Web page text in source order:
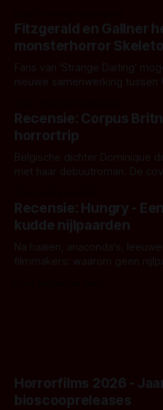
kille stijl vol folklore en mythe.
het het al raden?)... de
Fitzgerald en Gallner
monsterhorror
Fans van 'Strange Darling'
nieuwe samenwerking tussen
'Skeletons', een nieuwe
opnames zijn gestart in
Recensie: Corpus
horrortrip
Belgische dichter Dominique
met haar debuutroman. De
achtergrond, belooft iets
iets ongrijpbaars. En dat
waar.
Recensie: Hungry -
kudde nijlpaarden
Na haaien, anaconda's,
filmmakers: waarom geen
Horrorfilms 2026 -
bioscoopreleases